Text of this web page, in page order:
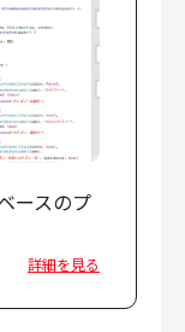
ースのプ
詳細を見る